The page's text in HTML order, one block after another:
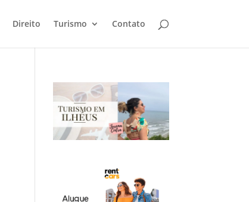
Direito Turismo Contato